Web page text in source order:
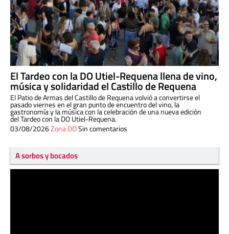
El Tardeo con la DO Utiel-Requena llena de vino,
música y solidaridad el Castillo de Requena
El Patio de Armas del Castillo de Requena volvió a convertirse el
pasado viernes en el gran punto de encuentro del vino, la
gastronomía y la música con la celebración de una nueva edición
del Tardeo con la DO Utiel-Requena.
03/08/2026Zona DOSin comentarios
A sorbos y bocados